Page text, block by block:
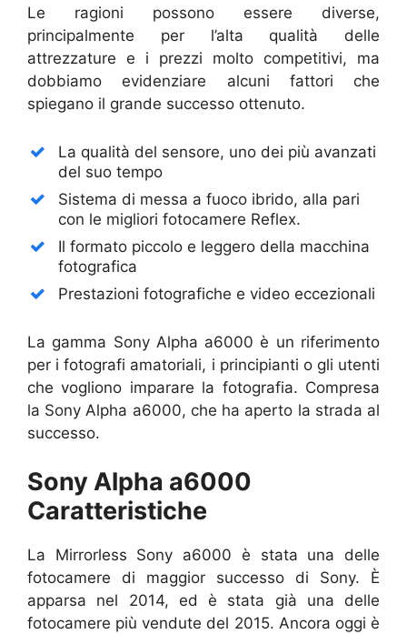
Le ragioni possono essere diverse,
principalmente per l’alta qualità delle
attrezzature e i prezzi molto competitivi, ma
dobbiamo evidenziare alcuni fattori che
spiegano il grande successo ottenuto.
La qualità del sensore, uno dei più avanzati
del suo tempo
Sistema di messa a fuoco ibrido, alla pari
con le migliori fotocamere Reflex.
Il formato piccolo e leggero della macchina
fotografica
Prestazioni fotografiche e video eccezionali
La gamma Sony Alpha a6000 è un riferimento
per i fotografi amatoriali, i principianti o gli utenti
che vogliono imparare la fotografia. Compresa
la Sony Alpha a6000, che ha aperto la strada al
successo.
Sony Alpha a6000
Caratteristiche
La Mirrorless Sony a6000 è stata una delle
fotocamere di maggior successo di Sony. È
apparsa nel 2014, ed è stata già una delle
fotocamere più vendute del 2015. Ancora oggi è